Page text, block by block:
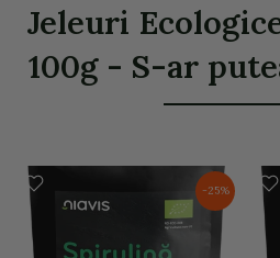
Jeleuri
100g - S-ar
-25%